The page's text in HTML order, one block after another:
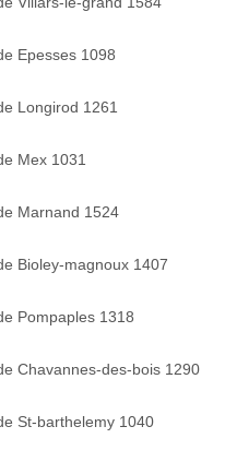
Epesses 1098
Longirod 1261
Mex 1031
Marnand 1524
Bioley-magnoux 1407
Pompaples 1318
Chavannes-des-bois 1290
St-barthelemy 1040